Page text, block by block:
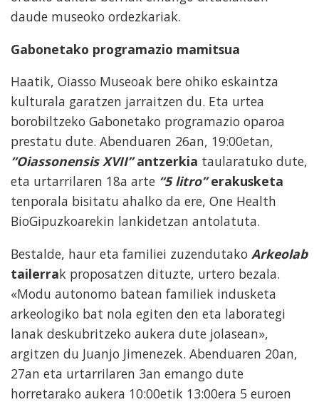
daude museoko ordezkariak.
Gabonetako programazio mamitsua
Haatik, Oiasso Museoak bere ohiko eskaintza
kulturala garatzen jarraitzen du. Eta urtea
borobiltzeko Gabonetako programazio oparoa
prestatu dute. Abenduaren 26an, 19:00etan,
“Oiassonensis XVII”antzerkia taularatuko dute,
eta urtarrilaren 18a arte “5 litro”erakusketa
tenporala bisitatu ahalko da ere, One Health
BioGipuzkoarekin lankidetzan antolatuta.
Bestalde, haur eta familiei zuzendutako Arkeolab
tailerrak proposatzen dituzte, urtero bezala.
«Modu autonomo batean familiek indusketa
arkeologiko bat nola egiten den eta laborategi
lanak deskubritzeko aukera dute jolasean»,
argitzen du Juanjo Jimenezek. Abenduaren 20an,
27an eta urtarrilaren 3an emango dute
horretarako aukera 10:00etik 13:00era 5 euroen